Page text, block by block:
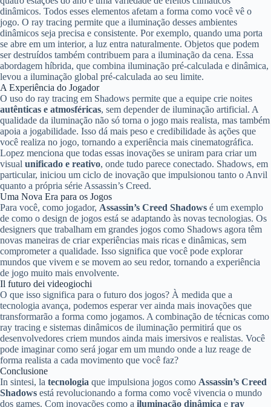
dinâmicos. Todos esses elementos afetam a forma como você vê o
jogo. O ray tracing permite que a iluminação desses ambientes
dinâmicos seja precisa e consistente. Por exemplo, quando uma porta
se abre em um interior, a luz entra naturalmente. Objetos que podem
ser destruídos também contribuem para a iluminação da cena. Essa
abordagem híbrida, que combina iluminação pré-calculada e dinâmica,
levou a iluminação global pré-calculada ao seu limite.
A Experiência do Jogador
O uso do ray tracing em Shadows permite que a equipe crie noites
autênticas e atmosféricas, sem depender de iluminação artificial. A
qualidade da iluminação não só torna o jogo mais realista, mas também
apoia a jogabilidade. Isso dá mais peso e credibilidade às ações que
você realiza no jogo, tornando a experiência mais cinematográfica.
Lopez menciona que todas essas inovações se uniram para criar um
visual unificado e reativo, onde tudo parece conectado. Shadows, em
particular, iniciou um ciclo de inovação que impulsionou tanto o Anvil
quanto a própria série Assassin’s Creed.
Uma Nova Era para os Jogos
Para você, como jogador, Assassin’s Creed Shadows é um exemplo
de como o design de jogos está se adaptando às novas tecnologias. Os
designers que trabalham em grandes jogos como Shadows agora têm
novas maneiras de criar experiências mais ricas e dinâmicas, sem
comprometer a qualidade. Isso significa que você pode explorar
mundos que vivem e se movem ao seu redor, tornando a experiência
de jogo muito mais envolvente.
Il futuro dei videogiochi
O que isso significa para o futuro dos jogos? À medida que a
tecnologia avança, podemos esperar ver ainda mais inovações que
transformarão a forma como jogamos. A combinação de técnicas como
ray tracing e sistemas dinâmicos de iluminação permitirá que os
desenvolvedores criem mundos ainda mais imersivos e realistas. Você
pode imaginar como será jogar em um mundo onde a luz reage de
forma realista a cada movimento que você faz?
Conclusione
In sintesi, la tecnologia que impulsiona jogos como Assassin’s Creed
Shadows está revolucionando a forma como você vivencia o mundo
dos games. Com inovações como a iluminação dinâmica e ray